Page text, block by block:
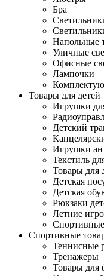
Бра
Напольные
Уличные
Офисные
Лампочки
Товары для детей
Игрушки
Детский
Игрушки
Текстиль
Товары для
Детская
Детская
Рюкзаки
Летние
Спортивные
Теннисные
Тренажеры
Товары для